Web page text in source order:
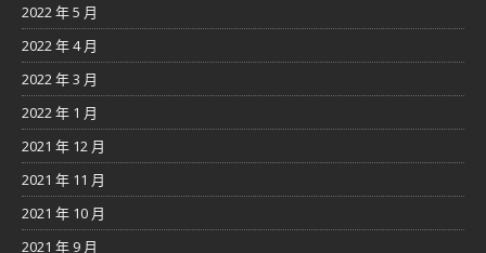
2022 年 5 月
2022 年 4 月
2022 年 3 月
2022 年 1 月
2021 年 12 月
2021 年 11 月
2021 年 10 月
2021 年 9 月